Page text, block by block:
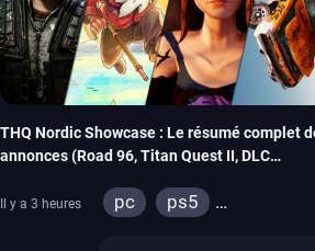
THQ Nordic Showcase : Le résumé complet
annonces (Road 96, Titan Quest II, DLC
Il y a 3 heures pc
ps5